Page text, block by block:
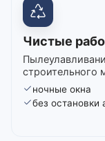
Чистые
строительного
ночные окна
без остановки